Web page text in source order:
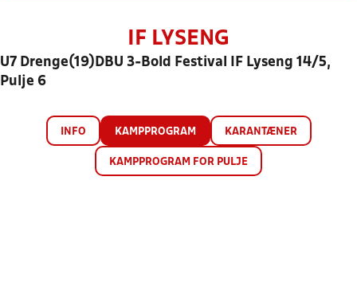
IF LYSENG
U7 Drenge(19)DBU 3-Bold Festival IF Lyseng 14/5,
Pulje 6
INFO KAMPPROGRAM KARANTÆNER
KAMPPROGRAM FOR PULJE